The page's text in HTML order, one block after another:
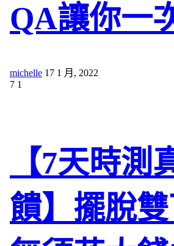
QA讓你一
michelle 17 1 月, 2022
7 1
【7天時測
饋】擺脫雙